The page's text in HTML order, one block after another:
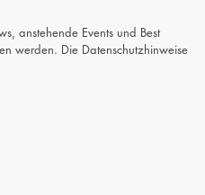
anstehende Events und Best
werden. Die Datenschutzhinweise